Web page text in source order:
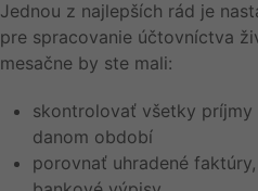
Jednou z najlepších rád je
pre spracovanie účtovníctva
mesačne by ste mali:
skontrolovať všetky
danom období
porovnať uhradené